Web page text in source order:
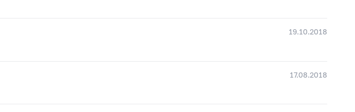
19.10.2018
17.08.2018